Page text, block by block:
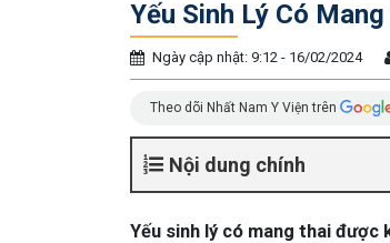
Yếu Sinh Lý Có
Ngày cập nhật: 9:12 - 16/02/2024
Theo dõi Nhất Nam Y Viện trên
Nội dung chính
Yếu sinh lý có mang thai được